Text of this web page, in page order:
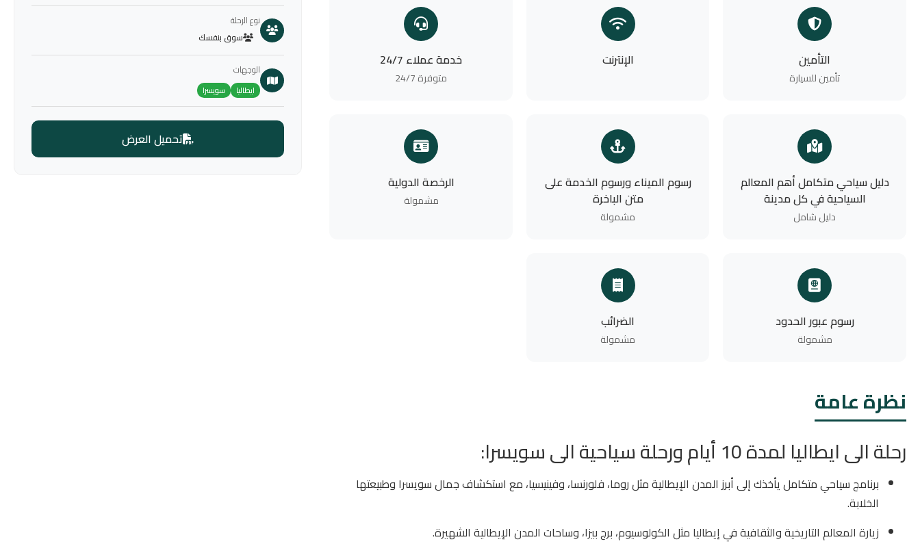
التأمين
تأمين للسيارة
الإنترنت خدمة عملاء 24/7
متوفرة 24/7
دليل سياحي متكامل أهم المعالم
السياحية في كل مدينة
دليل شامل
رسوم الميناء ورسوم الخدمة على
متن الباخرة
مشمولة
الرخصة الدولية
مشمولة
رسوم عبور الحدود
مشمولة
الضرائب
مشمولة
نظرة عامة
رحلة الى ايطاليا لمدة 10 أيام ورحلة سياحية الى سويسرا:
برنامج سياحي متكامل يأخذك إلى أبرز المدن الإيطالية مثل روما، فلورنسا، وفينيسيا، مع استكشاف جمال سويسرا وطبيعتها
الخلابة.
زيارة المعالم التاريخية والثقافية في إيطاليا مثل الكولوسيوم، برج بيزا، وساحات المدن الإيطالية الشهيرة.
نوع الرحلة
سوق بنفسك
الوجهات
ايطاليا سويسرا
تحميل العرض